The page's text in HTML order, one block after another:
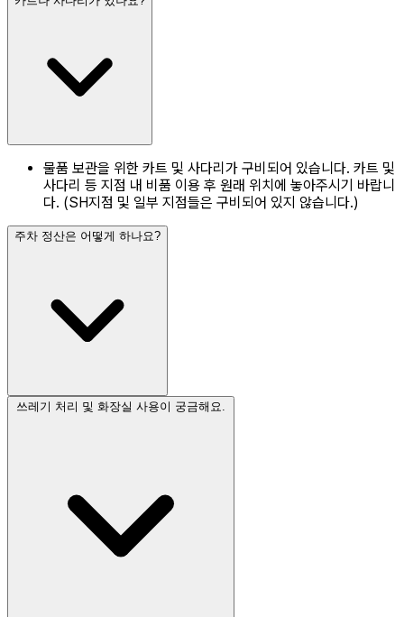
물품 보관을 위한 카트 및 사다리가 구비되어 있습니다. 카트 및
사다리 등 지점 내 비품 이용 후 원래 위치에 놓아주시기 바랍니
다. (SH지점 및 일부 지점들은 구비되어 있지 않습니다.)
주차 정산은 어떻게 하나요?